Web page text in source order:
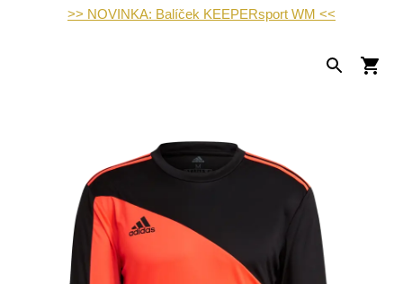
>> NOVINKA: Balíček KEEPERsport WM <<